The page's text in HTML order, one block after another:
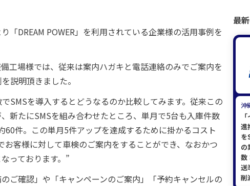
DREAM POWER」を利用されている企業様の活用事例を
工場様では、従来は案内ハガキと電話連絡のみでご案内を
説明頂きました。
SMSを導入するとどうなるのか比較してみます。従来この
新たにSMSを組み合わせたところ、単月で5台も入庫件数
件。この単月5件アップを達成するために掛かるコスト
客様に対して車検のご案内をすることができ、なおかつ
っております。”
ご確認」や「キャンペーンのご案内」「予約キャンセルの
最
沖
進
を
の
数
送
削